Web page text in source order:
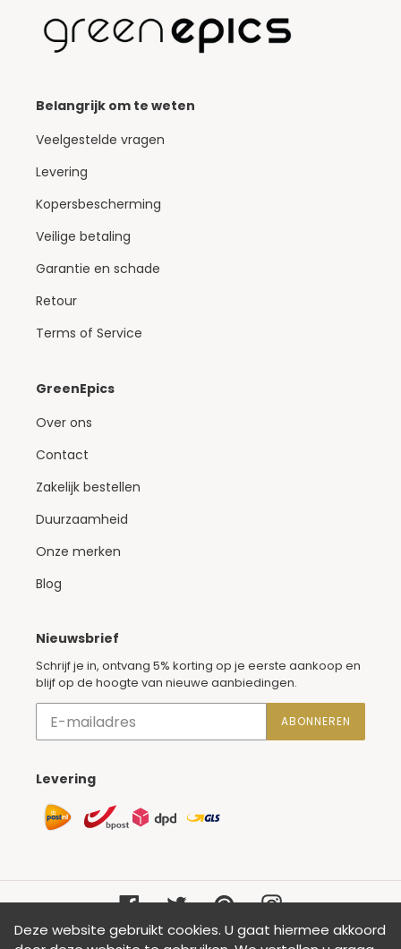
Belangrijk om te weten
Veelgestelde vragen
Levering
Kopersbescherming
Veilige betaling
Garantie en schade
Retour
Terms of Service
GreenEpics
Over ons
Contact
Zakelijk bestellen
Duurzaamheid
Onze merken
Blog
Nieuwsbrief
Schrijf je in, ontvang 5% korting op je eerste aankoop en
blijf op de hoogte van nieuwe aanbiedingen.
ABONNEREN
Levering
Leveringsmethoden
FacebookTwitter PinterestInstagram
Betaalmethoden
Deze website gebruikt cookies. U gaat hiermee akkoord